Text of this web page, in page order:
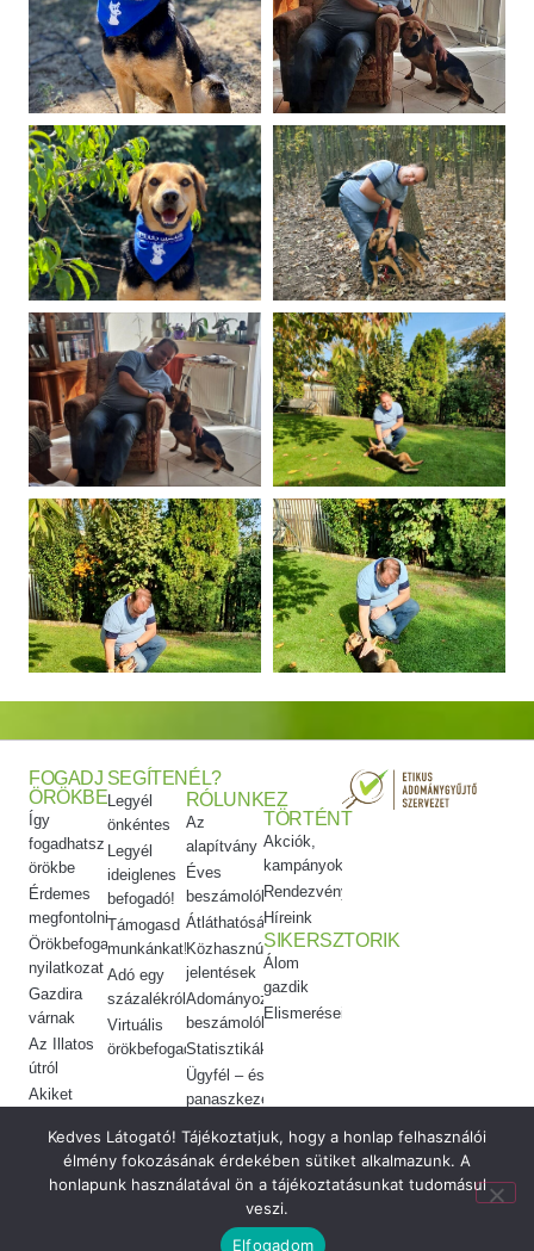
FOGADJ
ÖRÖKBE
Így
fogadhatsz
örökbe
Érdemes
megfontolni
Örökbefogadói
nyilatkozat
Gazdira
várnak
Az Illatos
útról
Akiket
adtunk
Meggyógyítottuk
SEGÍTENÉL?
Legyél
önkéntes
Legyél
ideiglenes
befogadó!
Támogasd
munkánkat!
Adó egy
százalékról
Virtuális
örökbefogadás
RÓLUNK
Az
alapítvány
Éves
beszámolók
Átláthatóság
Közhasznúsági
jelentések
Adományozási
beszámolók
Statisztikák
Ügyfél – és
panaszkezelés
Etikai
kódex
EZ
TÖRTÉNT
Akciók,
kampányok
Rendezvényeink
Híreink
SIKERSZTORIK
Álom
gazdik
Elismeréseink
© 2026 Vigyél Haza Alapítvány ·
Kedves Látogató! Tájékoztatjuk, hogy a honlap felhasználói
élmény fokozásának érdekében sütiket alkalmazunk. A
honlapunk használatával ön a tájékoztatásunkat tudomásul
veszi.
Elfogadom